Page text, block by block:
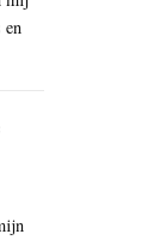
en